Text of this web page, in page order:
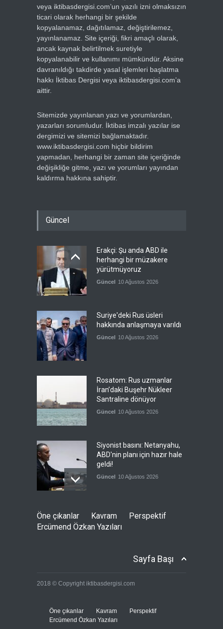
veya iktibasdergisi.com’un yazılı izni olmaksızın
ticari olarak herhangi bir şekilde
kopyalanamaz, dağıtılamaz, değiştirilemez,
yayınlanamaz. Site içeriği, fikri amaçlı olarak,
ancak kaynak belirtilmek suretiyle
kopyalanabilir ve kullanımı mümkündür. Aksine
davranıldığı takdirde yasal işlemleri başlatma
hakkı İktibas Dergisi veya iktibasdergisi.com’a
aittir.
Sitemizde yayınlanan yazı ve yorumlardan,
yazarları sorumludur. İktibas imzalı yazılar ise
dergimizi ve sitemizi bağlamaktadır.
www.iktibasdergisi.com hiçbir bildirim
yapmadan, herhangi bir zaman site içeriğinde
değişikliğe gitme, yazı ve yorumları yayından
kaldırma hakkına sahiptir.
Güncel
Erakçi: Şu anda ABD ile
herhangi bir müzakere
yürütmüyoruz
Güncel 10 Ağustos 2026
Suriye'deki Rus üsleri
hakkında anlaşmaya varıldı
Güncel 10 Ağustos 2026
Rosatom: Rus uzmanlar
İran’daki Buşehr Nükleer
Santraline dönüyor
Güncel 10 Ağustos 2026
Siyonist basını: Netanyahu,
ABD'nin planı için hazır hale
geldi!
Güncel 10 Ağustos 2026
İbretlik Bir Hadise: Gülistan
Doku Cinayeti
gibi
Öne çıkanlar Kavram
Perspektif
Ercümend Özkan Yazıları
Sayfa Başı
2018 © Copyright iktibasdergisi.com
Öne çıkanlar Kavram
Perspektif
Ercümend Özkan Yazıları